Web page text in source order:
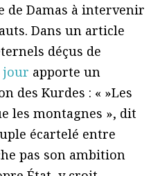
de Damas à intervenir
Dans un article
déçus de
jour apporte un
des Kurdes : « »Les
les montagnes », dit
écartelé entre
pas son ambition